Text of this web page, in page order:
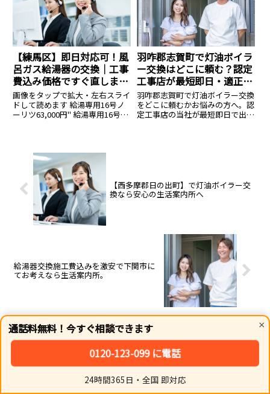
×
通話料無料！今すぐ相談できます
0120-123-099 に電話
24時間365日・全国 即対応
の適正価格で施工。見積もり無
心してお風呂に入れます。まずは
無料見積もりで最安値を確認！
【練馬区】即日対応可！風
呂ガス給湯器の交換｜工事
費込み価格ですぐ直しま
す。
画像をタップで拡大・左右スライ
ドして読めます 給湯専用16号ノ
ーリツ63,000円" 給湯専用16号パ
ぎの方はお電話が最短です。機
種・設置場...
羽咋郡志賀町で灯油ボイラ
ー交換はどこに頼む？認定
工事店が最短即日・適正価
格で対応
羽咋郡志賀町で灯油ボイラー交換
をどこに頼むかお悩みの方へ。認
定工事店の当社が最短即日で出張
【西多摩郡日の出町】で灯油ボイラー交
換なら安心の生活案内所へ
給湯器交換施工費込みを激安で下関市に
てお考えなら生活案内所。
ホーム 石油給湯器
公式LINEから気軽にプロに相談
シェア トップ